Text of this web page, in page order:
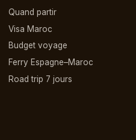
Quand partir
Visa Maroc
Budget voyage
Ferry Espagne–Maroc
Road trip 7 jours